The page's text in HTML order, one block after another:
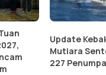
Update
Mutiara
227